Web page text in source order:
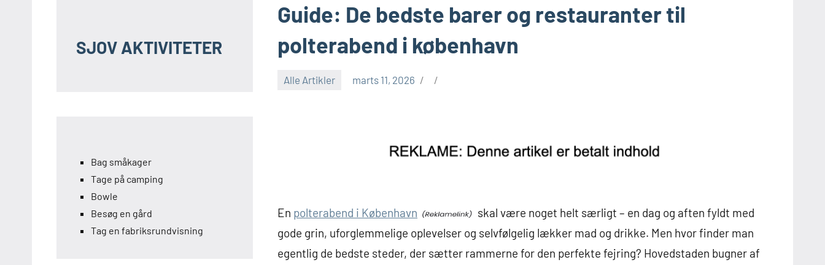
Guide: De bedste barer og restauranter til
polterabend i københavn
Alle Artikler marts 11, 2026
En polterabend i København
skal være noget helt særligt – en dag og aften fyldt med
gode grin, uforglemmelige oplevelser og selvfølgelig lækker mad og drikke. Men hvor finder man
egentlig de bedste steder, der sætter rammerne for den perfekte fejring? Hovedstaden bugner af
SJOV AKTIVITETER
Bag småkager
Tage på camping
Bowle
Besøg en gård
Tag en fabriksrundvisning